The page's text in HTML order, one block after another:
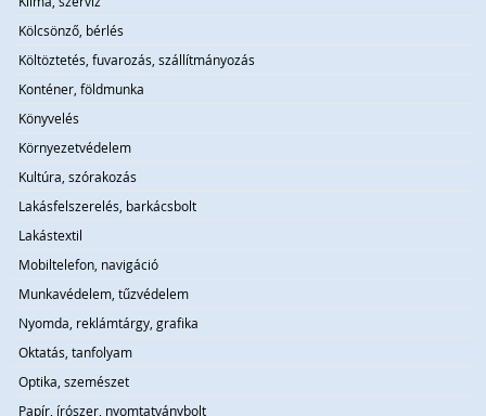
Kölcsönző, bérlés
Költöztetés, fuvarozás, szállítmányozás
Konténer, földmunka
Könyvelés
Környezetvédelem
Kultúra, szórakozás
Lakásfelszerelés, barkácsbolt
Lakástextil
Mobiltelefon, navigáció
Munkavédelem, tűzvédelem
Nyomda, reklámtárgy, grafika
Oktatás, tanfolyam
Optika, szemészet
Papír, írószer, nyomtatványbolt